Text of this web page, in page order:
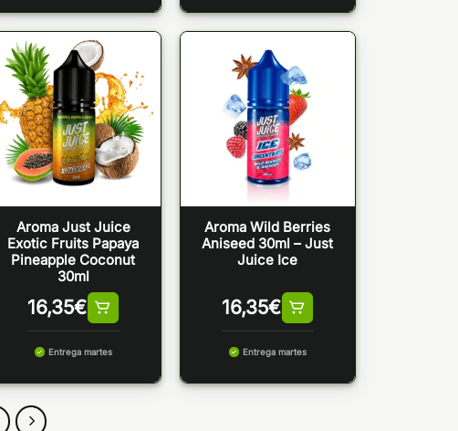
Aroma Just Juice
Exotic Fruits Papaya
Pineapple Coconut
30ml
16,35€
Entrega martes
Aroma Wild Berries
Aniseed 30ml – Just
Juice Ice
16,35€
Entrega martes